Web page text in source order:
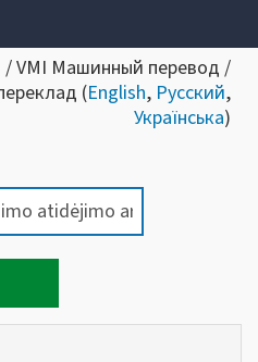
/ VMI Машинный перевод /
(English, Русский,
Українська)